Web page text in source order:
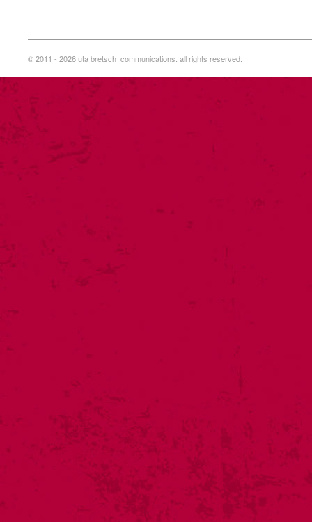
© 2011 - 2026 uta bretsch_communications. all rights reserved.